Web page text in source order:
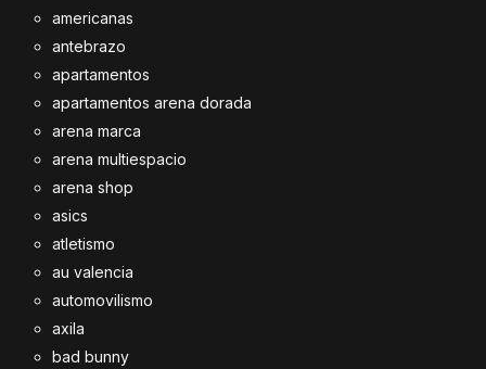
americanas
antebrazo
apartamentos
apartamentos arena dorada
arena marca
arena multiespacio
arena shop
asics
atletismo
au valencia
automovilismo
axila
bad bunny